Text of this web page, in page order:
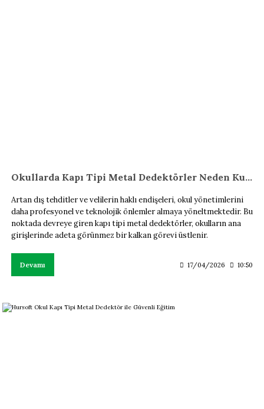
Okullarda Kapı Tipi Metal Dedektörler Neden Kullanılmalı?
Artan dış tehditler ve velilerin haklı endişeleri, okul yönetimlerini
daha profesyonel ve teknolojik önlemler almaya yöneltmektedir. Bu
noktada devreye giren kapı tipi metal dedektörler, okulların ana
girişlerinde adeta görünmez bir kalkan görevi üstlenir.
Devamı 17/04/2026 10:50